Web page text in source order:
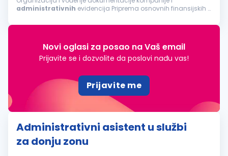
administrativnih evidencija Priprema osnovnih finansijskih i
administrativnimi finansijskim poslovima...
Novi oglasi za posao na Vaš email
Prijavite se i dozvolite da poslovi nađu vas!
Prijavite me
Administrativni asistent u službi
za donju zonu